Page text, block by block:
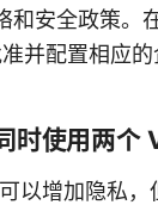
安全政策。
并配置相应
时使用两个
以增加隐私，